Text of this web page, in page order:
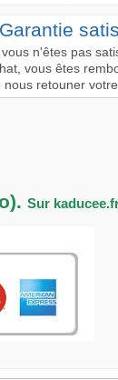
Garantie
vous n'êtes pas
vous êtes
nous retouner
Sur